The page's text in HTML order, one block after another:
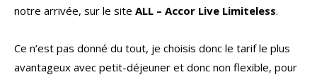
notre arrivée, sur le site ALL – Accor Live Limiteless.
Ce n’est pas donné du tout, je choisis donc le tarif le plus
avantageux avec petit-déjeuner et donc non flexible, pour